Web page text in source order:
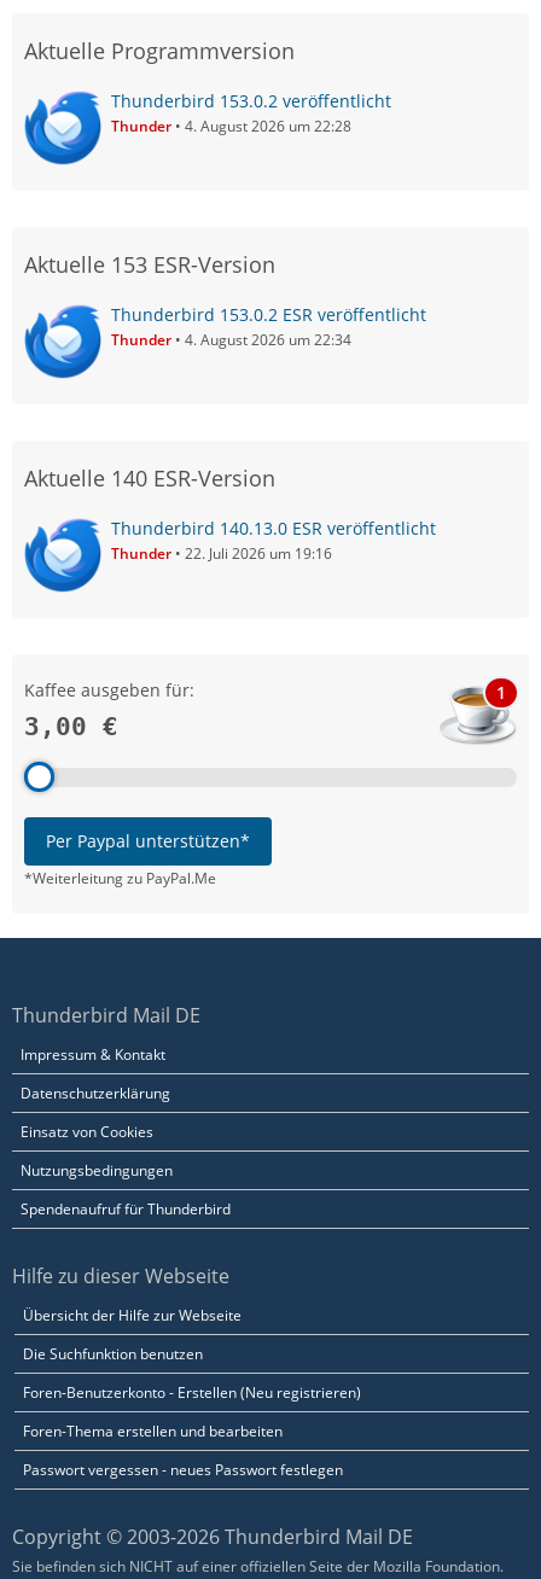
Aktuelle Programmversion
Thunderbird 153.0.2 veröffentlicht
Thunder 4. August 2026 um 22:28
Aktuelle 153 ESR-Version
Thunderbird 153.0.2 ESR veröffentlicht
Thunder 4. August 2026 um 22:34
Aktuelle 140 ESR-Version
Thunderbird 140.13.0 ESR veröffentlicht
Thunder 22. Juli 2026 um 19:16
Kaffee ausgeben für:
3,00 €
1
Per Paypal unterstützen*
*Weiterleitung zu PayPal.Me
Thunderbird Mail DE
Impressum & Kontakt
Datenschutzerklärung
Einsatz von Cookies
Nutzungsbedingungen
Spendenaufruf für Thunderbird
Hilfe zu dieser Webseite
Übersicht der Hilfe zur Webseite
Die Suchfunktion benutzen
Foren-Benutzerkonto - Erstellen (Neu registrieren)
Foren-Thema erstellen und bearbeiten
Passwort vergessen - neues Passwort festlegen
Copyright © 2003-2026 Thunderbird Mail DE
Sie befinden sich NICHT auf einer offiziellen Seite der Mozilla Foundation.